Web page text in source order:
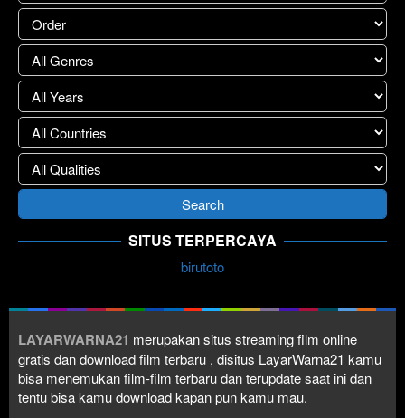
SITUS TERPERCAYA
birutoto
LAYARWARNA21 merupakan situs streaming film online
gratis dan download film terbaru , disitus LayarWarna21 kamu
bisa menemukan film-film terbaru dan terupdate saat ini dan
tentu bisa kamu download kapan pun kamu mau.